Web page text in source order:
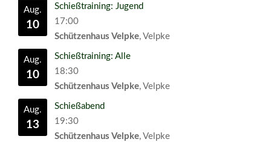
Aug.
10
Schießtraining: Jugend
17:00
Schützenhaus Velpke, Velpke
Aug.
10
Schießtraining: Alle
18:30
Schützenhaus Velpke, Velpke
Aug.
13
Schießabend
19:30
Schützenhaus Velpke, Velpke